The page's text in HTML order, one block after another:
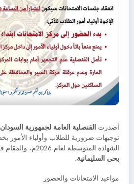
أصدرت القنصلية العامة لجمهورية
توجيهات ضرورية للطلاب وأولياء الأمور
الشهادة المتوسطة لعام 2026م، والمقام في
بحي السليمانية.
مواعيد الامتحانات والحضور